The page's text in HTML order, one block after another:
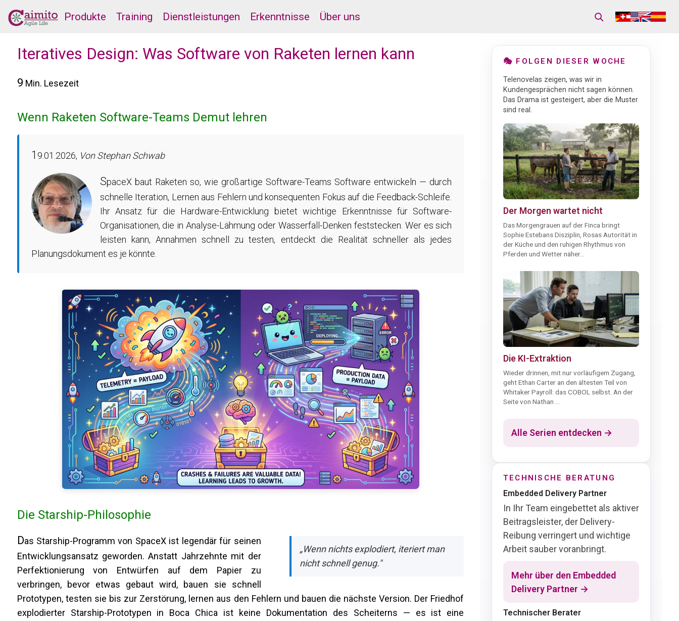
Produkte Training Dienstleistungen Erkenntnisse Über uns
Iteratives Design: Was Software von Raketen lernen kann
9 Min. Lesezeit
Wenn Raketen Software-Teams Demut lehren
1 9.01.2026, Von Stephan Schwab
SpaceX baut Raketen so, wie großartige Software-Teams Software entwickeln — durch
schnelle Iteration, Lernen aus Fehlern und konsequenten Fokus auf die Feedback-Schleife.
Ihr Ansatz für die Hardware-Entwicklung bietet wichtige Erkenntnisse für Software-
Organisationen, die in Analyse-Lähmung oder Wasserfall-Denken feststecken. Wer es sich
leisten kann, Annahmen schnell zu testen, entdeckt die Realität schneller als jedes
Planungsdokument es je könnte.
Die Starship-Philosophie
„Wenn nichts explodiert, iteriert man
nicht schnell genug."
Das Starship-Programm von SpaceX ist legendär für seinen
Entwicklungsansatz geworden. Anstatt Jahrzehnte mit der
Perfektionierung von Entwürfen auf dem Papier zu
verbringen, bevor etwas gebaut wird, bauen sie schnell
Prototypen, testen sie bis zur Zerstörung, lernen aus den Fehlern und bauen die nächste Version. Der Friedhof
explodierter Starship-Prototypen in Boca Chica ist keine Dokumentation des Scheiterns — es ist eine
🎭 FOLGEN DIESER WOCHE
Telenovelas zeigen, was wir in
Kundengesprächen nicht sagen können.
Das Drama ist gesteigert, aber die Muster
sind real.
Der Morgen wartet nicht
Das Morgengrauen auf der Finca bringt
Sophie Estebans Disziplin, Rosas Autorität in
der Küche und den ruhigen Rhythmus von
Pferden und Wetter näher...
Die KI-Extraktion
Wieder drinnen, mit nur vorläufigem Zugang,
geht Ethan Carter an den ältesten Teil von
Whitaker Payroll: das COBOL selbst. An der
Seite von Nathan ...
Alle Serien entdecken →
TECHNISCHE BERATUNG
Embedded Delivery Partner
In Ihr Team eingebettet als aktiver
Beitragsleister, der Delivery-
Reibung verringert und wichtige
Arbeit sauber voranbringt.
Mehr über den Embedded
Delivery Partner →
Technischer Berater